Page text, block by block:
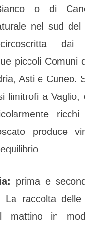
o di
nel sud
circoscritta
piccoli Comuni
Asti e Cuneo.
limitrofi a Vaglio,
produce
prima e
La raccolta
mattino in